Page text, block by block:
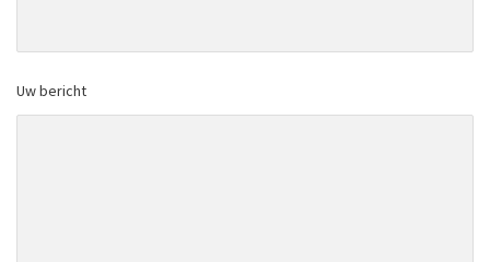
Uw bericht